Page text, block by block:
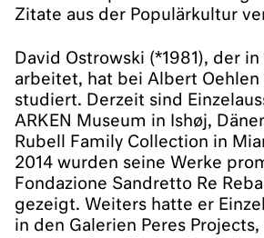
Zitate aus der Populärkultur
David Ostrowski (*1981), der
arbeitet, hat bei Albert Oehlen
studiert. Derzeit sind
ARKEN Museum in Ishøj,
Rubell Family Collection in
2014 wurden seine Werke
Fondazione Sandretto Re
gezeigt. Weiters hatte er
in den Galerien Peres